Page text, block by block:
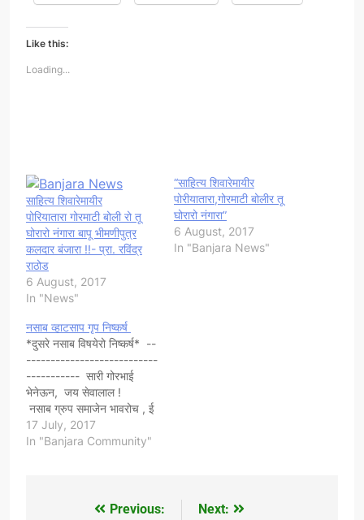
Like this:
Loading...
साहित्य शिवारेमायीर
पोरियातारा गोरमाटी बोली रो तू
घोरारो नंगारा बापू भीमणीपुत्र
कलदार बंजारा !!- प्रा. रविंद्र
राठोड
6 August, 2017
In "News"
“साहित्य शिवारेमायीर
पोरीयातारा,गोरमाटी बोलीर तू
घोरारो नंगारा”
6 August, 2017
In "Banjara News"
नसाब व्हाटसाप गृप निष्कर्ष
*दुसरे नसाब विषयेरो निष्कर्ष* --
---------------------------
----------- सारी गोरभाई
भेनेऊन, जय सेवालाल !
नसाब ग्रुप समाजेन भावरोच , ई
आनंदेर वात छ . नसाबेरो दुसरो
विषय श्री पंडित राठोड , बदलापूर
17 July, 2017
In "Banjara Community"
Previous: Next: